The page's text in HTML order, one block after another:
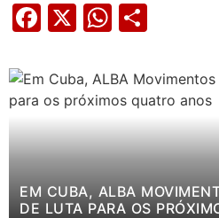
Facebook
X
EM CUBA, ALBA
DE LUTA PARA OS